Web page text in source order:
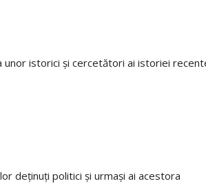
unor istorici și cercetători ai istoriei
deținuți politici și urmași ai acestora